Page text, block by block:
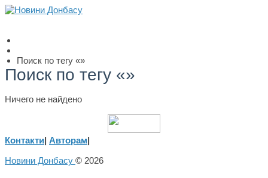
Поиск по тегу «»
Поиск по тегу «»
Ничего не найдено
Контакти| Авторам|
Новини Донбасу © 2026